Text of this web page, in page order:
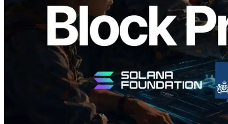
Bu makaleyi oku